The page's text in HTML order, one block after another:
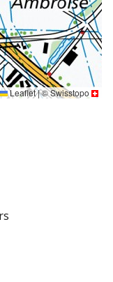
Leaflet|©Swisstopo